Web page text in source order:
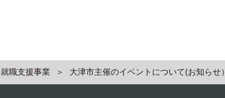
就職支援事業 大津市主催のイベントについて(お知らせ）